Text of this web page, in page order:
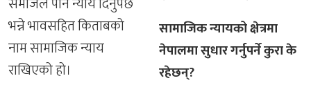
भन्ने भावसहित किताबको
नाम सामाजिक न्याय
राखिएको हो।
सामाजिक न्यायको क्षेत्रमा
नेपालमा सुधार गर्नुपर्ने कुरा के
रहेछन्?